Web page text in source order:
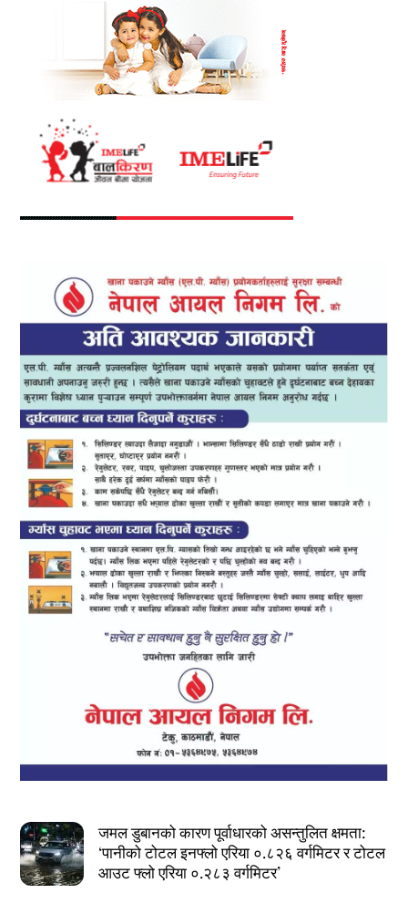
जमल डुबानको कारण पूर्वाधारको असन्तुलित क्षमता:
‘पानीको टोटल इनफ्लो एरिया ०.८२६ वर्गमिटर र टोटल
आउट फ्लो एरिया ०.२८३ वर्गमिटर’